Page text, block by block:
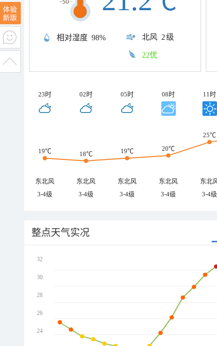
相对湿度 98% 北风 2级
22优
23时 02时 05时 08时 11时
19℃ 18℃ 19℃ 20℃
25℃
东北风 东北风 东北风 东北风
东北
3-4级
3-4级 3-4级 3-4级 3-4级
整点天气实况
32
30
28
26
24